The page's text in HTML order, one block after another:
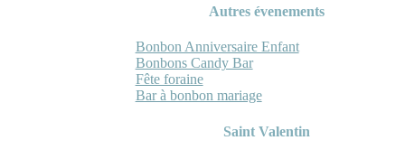
Autres évenements
Bonbon Anniversaire Enfant
Bonbons Candy Bar
Fête foraine
Bar à bonbon mariage
Saint Valentin